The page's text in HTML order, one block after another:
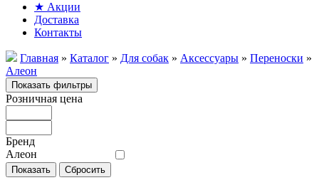
★ Акции
Доставка
Контакты
Главная » Каталог » Для собак » Аксессуары » Переноски »
Алеон
Розничная цена
Бренд
Алеон